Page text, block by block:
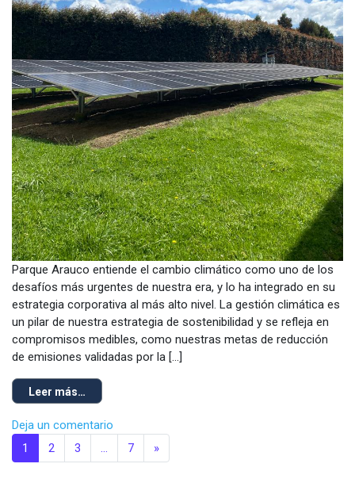
Parque Arauco entiende el cambio climático como uno de los
desafíos más urgentes de nuestra era, y lo ha integrado en su
estrategia corporativa al más alto nivel. La gestión climática es
un pilar de nuestra estrategia de sostenibilidad y se refleja en
compromisos medibles, como nuestras metas de reducción
de emisiones validadas por la […]
Leer más…
Deja un comentario
1
2 3 7 »